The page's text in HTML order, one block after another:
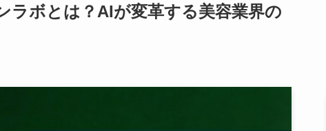
ラボとは？AIが変革する美容業界の